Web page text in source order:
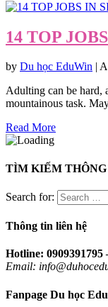
14 TOP
by Du học EduWin |
Adulting can be hard,
mountainous task.
Read More
TÌM KIẾM
Search for:
Thông tin liên hệ
Hotline: 0909391795
Email:
Fanpage Du học